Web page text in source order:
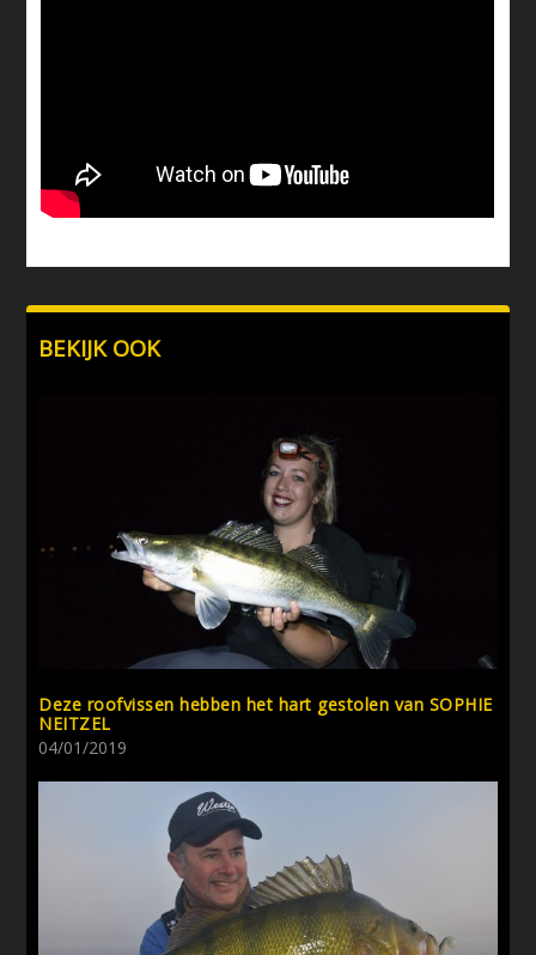
BEKIJK OOK
Deze roofvissen hebben het hart gestolen van SOPHIE
NEITZEL
04/01/2019